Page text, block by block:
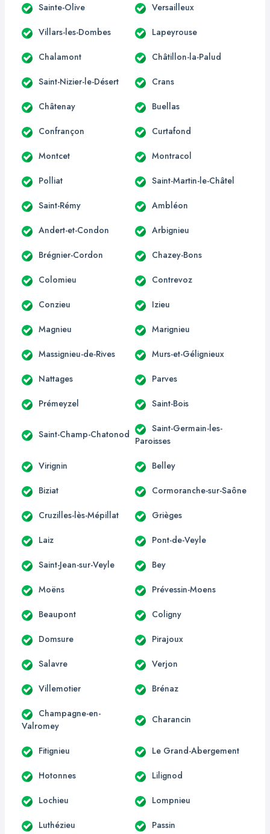
Sainte-Olive Versailleux
Villars-les-Dombes Lapeyrouse
Chalamont Châtillon-la-Palud
Saint-Nizier-le-Désert Crans
Châtenay Buellas
Confrançon Curtafond
Montcet Montracol
Polliat Saint-Martin-le-Châtel
Saint-Rémy Ambléon
Andert-et-Condon Arbignieu
Brégnier-Cordon Chazey-Bons
Colomieu Contrevoz
Conzieu Izieu
Magnieu Marignieu
Massignieu-de-Rives Murs-et-Gélignieux
Nattages Parves
Prémeyzel Saint-Bois
Saint-Champ-Chatonod
Saint-Germain-les-
Paroisses
Virignin Belley
Biziat Cormoranche-sur-Saône
Cruzilles-lès-Mépillat Grièges
Laiz Pont-de-Veyle
Saint-Jean-sur-Veyle Bey
Moëns Prévessin-Moens
Beaupont Coligny
Domsure Pirajoux
Salavre Verjon
Villemotier Brénaz
Champagne-en-
Valromey
Charancin
Fitignieu Le Grand-Abergement
Hotonnes Lilignod
Lochieu Lompnieu
Luthézieu Passin